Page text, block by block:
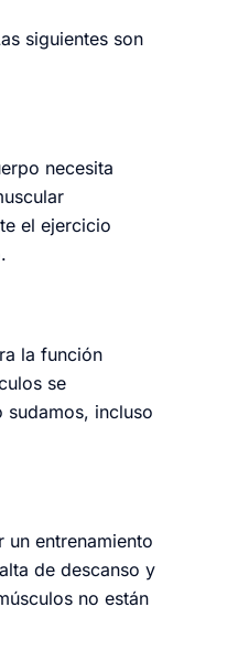
siguientes son
necesita
el ejercicio
la función
se
incluso
entrenamiento
de descanso y
no están